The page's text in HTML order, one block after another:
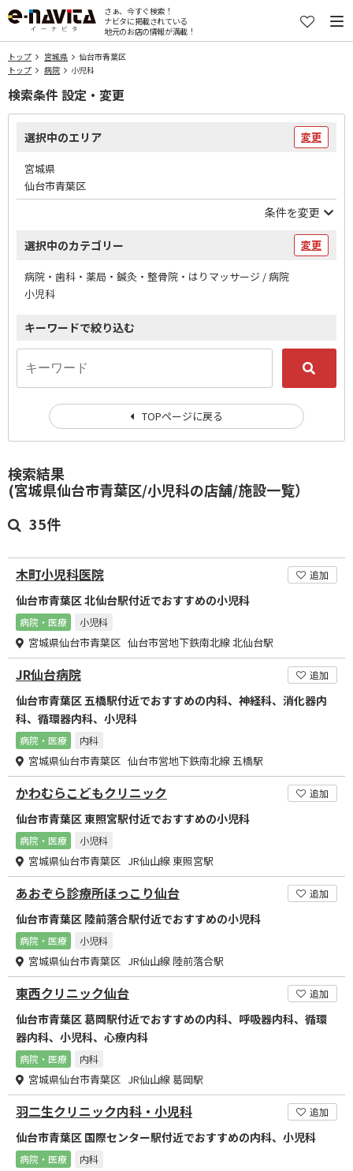
さぁ、今すぐ検索！
ナビタに掲載されている
地元のお店の情報が満載！
トップ 宮城県
仙台市青葉区
トップ
病院 小児科
検索結果
(宮城県仙台市青葉区/小児科の店舗/施設一覧）
35件
木町小児科医院 追加
仙台市青葉区 北仙台駅付近でおすすめの小児科
病院・医療 小児科
宮城県仙台市青葉区 仙台市営地下鉄南北線 北仙台駅
JR仙台病院 追加
仙台市青葉区 五橋駅付近でおすすめの内科、神経科、消化器内
科、循環器内科、小児科
病院・医療 内科
宮城県仙台市青葉区 仙台市営地下鉄南北線 五橋駅
かわむらこどもクリニック 追加
仙台市青葉区 東照宮駅付近でおすすめの小児科
病院・医療 小児科
宮城県仙台市青葉区 JR仙山線 東照宮駅
あおぞら診療所ほっこり仙台 追加
仙台市青葉区 陸前落合駅付近でおすすめの小児科
病院・医療 小児科
宮城県仙台市青葉区 JR仙山線 陸前落合駅
東西クリニック仙台 追加
仙台市青葉区 葛岡駅付近でおすすめの内科、呼吸器内科、循環
器内科、小児科、心療内科
病院・医療 内科
宮城県仙台市青葉区 JR仙山線 葛岡駅
羽二生クリニック内科・小児科 追加
仙台市青葉区 国際センター駅付近でおすすめの内科、小児科
病院・医療 内科
検索条件 設定・変更
選択中のエリア 変更
宮城県
仙台市青葉区
条件を変更
選択中のカテゴリー 変更
病院・歯科・薬局・鍼灸・整骨院・はりマッサージ / 病院
小児科
キーワードで絞り込む
TOPページに戻る